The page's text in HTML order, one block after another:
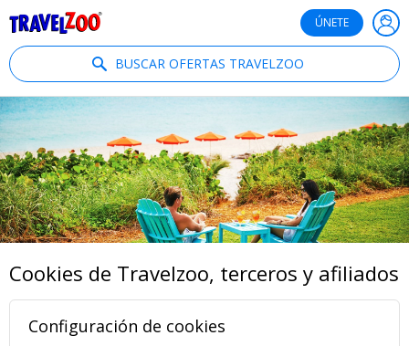
ÚNETE
BUSCAR OFERTAS TRAVELZOO
Cookies de Travelzoo, terceros y afiliados
Configuración de cookies